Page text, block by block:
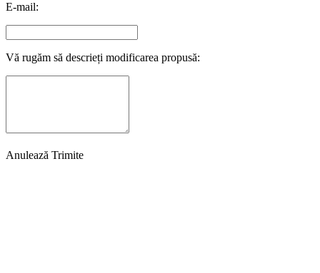
E-mail:
Vă rugăm să descrieți modificarea propusă:
Anulează Trimite